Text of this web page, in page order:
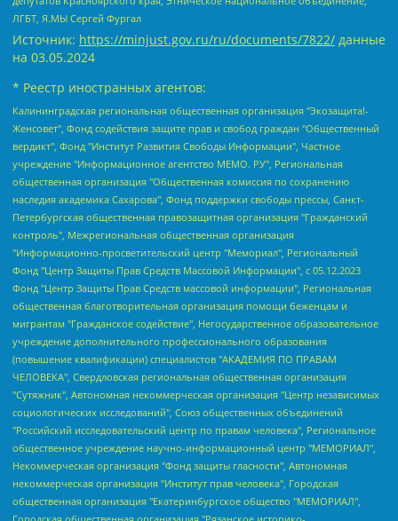
ЛГБТ, Я.МЫ Сергей Фургал
Источник: https://minjust.gov.ru/ru/documents/7822/ данные
на 03.05.2024
* Реестр иностранных агентов:
Калининградская региональная общественная организация "Экозащита!-Женсовет", Фонд содействия защите прав и свобод граждан "Общественный вердикт", Фонд "Институт Развития Свободы Информации", Частное учреждение "Информационное агентство МЕМО. РУ", Региональная общественная организация "Общественная комиссия по сохранению наследия академика Сахарова", Фонд поддержки свободы прессы, Санкт-Петербургская общественная правозащитная организация "Гражданский контроль", Межрегиональная общественная организация "Информационно-просветительский центр "Мемориал", Региональный Фонд "Центр Защиты Прав Средств Массовой Информации", с 05.12.2023 Фонд "Центр Защиты Прав Средств массовой информации", Региональная общественная благотворительная организация помощи беженцам и мигрантам "Гражданское содействие", Негосударственное образовательное учреждение дополнительного профессионального образования (повышение квалификации) специалистов "АКАДЕМИЯ ПО ПРАВАМ ЧЕЛОВЕКА", Свердловская региональная общественная организация "Сутяжник", Автономная некоммерческая организация "Центр независимых социологических исследований", Союз общественных объединений "Российский исследовательский центр по правам человека", Региональное общественное учреждение научно-информационный центр "МЕМОРИАЛ", Некоммерческая организация "Фонд защиты гласности", Автономная некоммерческая организация "Институт прав человека", Городская общественная организация "Екатеринбургское общество "МЕМОРИАЛ", Городская общественная организация "Рязанское историко-просветительское и правозащитное общество "Мемориал" (Рязанский Мемориал), Челябинский региональный орган общественной самодеятельности – женское общественное объединение "Женщины Евразии", Челябинский региональный орган общественной самодеятельности "Уральская правозащитная группа", Фонд содействия защите здоровья и социальной справедливости имени Андрея Рылькова, Автономная Некоммерческая Организация "Аналитический Центр Юрия Левады", Автономная некоммерческая организация социальной поддержки населения "Проект Апрель", Региональная общественная организация помощи женщинам и детям, находящимся в кризисной ситуации "Информационно-методический центр "Анна", Фонд содействия развитию массовых коммуникаций и правовому просвещению "Так-так-Так", Фонд содействия устойчивому развитию "Серебряная тайга", Свердловский региональный общественный фонд социальных проектов "Новое время", "Idel.Реалии", Кавказ.Реалии, Крым.Реалии, Телеканал Настоящее Время, Татаро-башкирская служба Радио Свобода (Azatliq Radiosi), Радио Свободная Европа/Радио Свобода (PCE/PC), "Сибирь.Реалии", "Фактограф", Благотворительный фонд помощи осужденным и их семьям, Автономная некоммерческая организация "Институт глобализации и социальных движений", Фонд "В защиту прав заключенных", Частное учреждение "Центр поддержки и содействия развитию средств массовой информации", Пензенский региональный общественный благотворительный фонд "Гражданский союз", "Север.Реалии", Некоммерческая организация Фонд "Правовая инициатива", Общество с ограниченной ответственностью "Радио Свободная Европа/Радио Свобода", Чешское информационное агентство "MEDIUM-ORIENT", Красноярская региональная общественная организация "Мы против СПИДа", Камалягин Денис Николаевич, Маркелов Сергей Евгеньевич, Пономарев Лев Александрович, Савицкая Людмила Алексеевна, Автономная некоммерческая организация "Центр по работе с проблемой насилия "НАСИЛИЮ.НЕТ", Межрегиональный профессиональный союз работников здравоохранения "Альянс врачей", Юридическое лицо, зарегистрированное в Латвийской Республике, SIA "Medusa Project" (регистрационный номер 40103797863, дата регистрации 10.06.2014), Некоммерческая организация "Фонд по борьбе с коррупцией", Автономная некоммерческая организация "Институт права и публичной политики", Баданин Роман Сергеевич, Гликин Максим Александрович, Железнова Мария Михайловна, Лукьянова Юлия Сергеевна, Маетная Елизавета Витальевна, Маняхин Петр Борисович, Чуракова Ольга Владимировна, Ярош Юлия Петровна, Юридическое лицо "The Insider SIA", зарегистрированное в Риге, Латвийская Республика (дата регистрации 26.06.2015), являющееся администратором доменного имени интернет-издания "The Insider SIA", https://theins.ru, Постернак Алексей Евгеньевич, Рубин Михаил Аркадьевич, Анин Роман Александрович, Юридическое лицо Istories fonds, зарегистрированное в Латвийской Республике (регистрационный номер 50008295751, дата регистрации 24.02.2020), Великовский Дмитрий Александрович, Долинина Ирина Николаевна, Мароховская Алеся Алексеевна, Шлейнов Роман Юрьевич, Шмагун Олеся Валентиновна, Общество с ограниченной ответственностью "Альтаир 2021", Общество с ограниченной ответственностью "Вега 2021", Общество с ограниченной ответственностью "Главный редактор 2021", Общество с ограниченной ответственностью "Ромашки монолит", Важенков Артем Валерьевич, Ивановская областная общественная организация "Центр гендерных исследований", Гурман Юрий Альбертович, Медиапроект "ОВД-Инфо", Егоров Владимир Владимирович, Жилинский Владимир Александрович, Общество с ограниченной ответственностью "ЗП", Иванова София Юрьевна, Карезина Инна Павловна, Кильтау Екатерина Викторовна, Петров Алексей Викторович, Пискунов Сергей Евгеньевич, Смирнов Сергей Сергеевич, Тихонов Михаил Сергеевич, Общество с ограниченной ответственностью "ЖУРНАЛИСТ-ИНОСТРАННЫЙ АГЕНТ", Арапова Галина Юрьевна, Вольтская Татьяна Анатольевна, Американская компания "Mason G.E.S. Anonymous Foundation" (США), являющаяся владельцем интернет-издания https://mnews.world/, Компания "Stichting Bellingcat", зарегистрированная в Нидерландах (дата регистрации 11.07.2018), Захаров Андрей Вячеславович, Клепиковская Екатерина Дмитриевна, Общество с ограниченной ответственностью "МЕМО", Перл Роман Александрович, Симонов Евгений Алексеевич, Соловьева Елена Анатольевна, Сотников Даниил Владимирович, Сурначева Елизавета Дмитриевна, Автономная некоммерческая организация по защите прав человека и информированию населения "Якутия – Наше Мнение", Общество с ограниченной ответственностью "Москоу диджитал медиа", с 26.01.2023 Общество с ограниченной ответственностью "Чайка Белые сады", Ветошкина Валерия Валерьевна, Заговора Максим Александрович, Межрегиональное общественное движение "Российская ЛГБТ - сеть", Оленичев Максим Владимирович, Павлов Иван Юрьевич, Скворцова Елена Сергеевна, Общество с ограниченной ответственностью "Как бы инагент", Кочетков Игорь Викторович, Общество с ограниченной ответственностью "Честные выборы", Еланчик Олег Александрович, Общество с ограниченной ответственностью "Нобелевский призыв", Гималова Регина Эмилевна, Григорьев Андрей Валерьевич, Григорьева Алина Александровна, Ассоциация по содействию защите прав призывников, альтернативнослужащих и военнослужащих "Правозащитная группа "Гражданин.Армия.Право", Хисамова Регина Фаритовна, Автономная некоммерческая организация по реализации социально-правовых программ "Лилит", Дальневосточное общественное движение "Маяк", Санкт-Петербургская ЛГБТ-инициативная группа "Выход", Инициативная группа ЛГБТ+ "Реверс", Алексеев Андрей Викторович, Бекбулатова Таисия Львовна, Беляев Иван Михайлович, Владыкина Елена Сергеевна, Гельман Марат Александрович, Никульшина Вероника Юрьевна, Толоконникова Надежда Андреевна, Шендерович Виктор Анатольевич, Общество с ограниченной ответственностью "Данное сообщение", Общество с ограниченной ответственностью Издательский дом "Новая глава", Айнбиндер Александра Александровна, Московский комьюнити-центр для ЛГБТ+инициатив, Благотворительный фонд развития филантропии, Deutsche Welle (Германия, Kurt-Schumacher-Strasse 3, 53113 Bonn), Борзунова Мария Михайловна, Воробьев Виктор Викторович, Голубева Анна Львовна, Константинова Алла Михайловна, Малкова Ирина Владимировна, Мурадов Мурад Абдулгалимович, Осетинская Елизавета Николаевна, Понасенков Евгений Николаевич, Ганапольский Матвей Юрьевич, Киселев Евгений Алексеевич, Борухович Ирина Григорьевна, Дремин Иван Тимофеевич, Дубровский Дмитрий Викторович, Красноярская региональная общественная организация поддержки и развития альтернативных образовательных технологий и межкультурных коммуникаций "ИНТЕРРА", Маяковская Екатерина Алексеевна, Фейгин Марк Захарович, Филимонов Андрей Викторович, Дзугкоева Регина Николаевна, Доброхотов Роман Александрович, Дудь Юрий Александрович, Елкин Сергей Владимирович, Кругликов Кирилл Игоревич, Сабунаева Мария Леонидовна, Семенов Алексей Владимирович, Шаинян Карен Багратович, Шульман Екатерина Михайловна, Асафьев Артур Валерьевич, Вахштайн Виктор Семенович, Венедиктов Алексей Алексеевич, Лушникова Екатерина Евгеньевна, Волков Леонид Михайлович, Невзоров Александр Глебович, Пархоменко Сергей Борисович, Сироткин Ярослав Николаевич, Кара-Мурза Владимир Владимирович, Баранова Наталья Владимировна, Гозман Леонид Яковлевич, Кагарлицкий Борис Юльевич, Климарев Михаил Валерьевич, Милов Владимир Станиславович, Автономная некоммерческая организация Краснодарский центр современного искусства "Типография", Моргенштерн Алишер Тагирович, Соболь Любовь Эдуардовна, Общество с ограниченной ответственностью "ЛИЗА НОРМ", Каспаров Гарри Кимович, Ходорковский Михаил Борисович, Общество с ограниченной ответственностью "Апрельские тезисы", Данилович Ирина Брониславовна, Кашин Олег Владимирович, Петров Николай Владимирович, Пивоваров Алексей Владимирович, Соколов Михаил Владимирович, Цветкова Юлия Владимировна, Чичваркин Евгений Александрович, Комитет против пыток/Команда против пыток, Общество с ограниченной ответственностью "Первый научный", Общество с ограниченной ответственностью "Вертолет и ко", Белоцерковская Вероника Борисовна, Кац Максим Евгеньевич, Лазарева Татьяна Юрьевна, Шаведдинов Руслан Табризович, Яшин Илья Валерьевич, Общество с ограниченной ответственностью "Иноагент ААВ", Алешковский Дмитрий Петрович, Альбац Евгения Марковна, Быков Дмитрий Львович, Галямина Юлия Евгеньевна, Лойко Сергей Леонидович, Мартынов Кирилл Константинович, Медведев Сергей Александрович, Крашенинников Федор Геннадиевич, Гордеева Катерина Вл